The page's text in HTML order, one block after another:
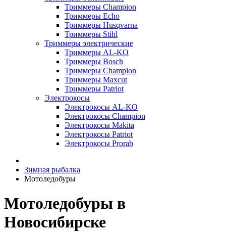
Триммеры Champion
Триммеры Echo
Триммеры Husqvarna
Триммеры Stihl
Триммеры электрические
Триммеры AL-KO
Триммеры Bosch
Триммеры Champion
Триммеры Maxcut
Триммеры Patriot
Электрокосы
Электрокосы AL-KO
Электрокосы Champion
Электрокосы Makita
Электрокосы Patriot
Электрокосы Prorab
Зимная рыбалка
Мотоледобуры
Мотоледобуры в
Новосибирске